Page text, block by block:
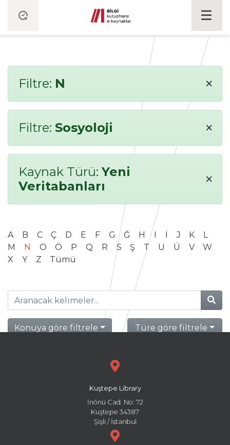
Filtre: N ×
Filtre: Sosyoloji ×
Kaynak Türü:Yeni
Veritabanları
×
A B C Ç D E F G Ğ H I İ J K
L
M
N O Ö P Q R S Ş T U Ü V
W
X
Y Z Tümü
Konuya göre filtrele Türe göre filtrele
Kuştepe Library
İnönü Cad. No: 72
Kuştepe 34387
Şişli / İstanbul